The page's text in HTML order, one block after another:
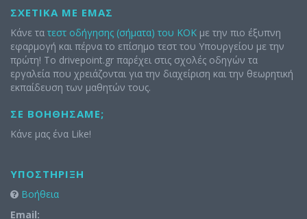
ΣΧΕΤΙΚΆ ΜΕ ΕΜΆΣ
Κάνε τα τεστ οδήγησης (σήματα) του ΚΟΚ με την πιο έξυπνη
εφαρμογή και πέρνα το επίσημο τεστ του Υπουργείου με την
πρώτη! Το drivepoint.gr παρέχει στις σχολές οδηγών τα
εργαλεία που χρειάζονται για την διαχείριση και την θεωρητική
εκπαίδευση των μαθητών τους.
ΣΕ ΒΟΗΘΉΣΑΜΕ;
Κάνε μας ένα Like!
ΥΠΟΣΤΉΡΙΞΗ
Βοήθεια
Email: